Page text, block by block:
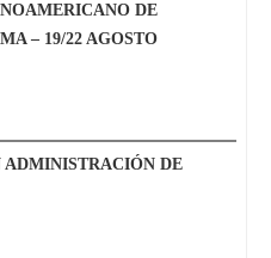
DE
– 19/22 AGOSTO
ADMINISTRACIÓN DE